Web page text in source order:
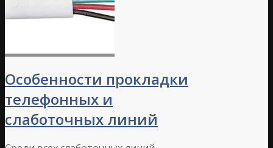
Особенности прокладки
телефонных и
слаботочных линий